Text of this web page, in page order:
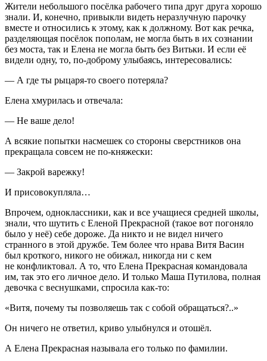
Жители небольшого посёлка рабочего типа друг друга хорошо
знали. И, конечно, привыкли видеть неразлучную парочку
вместе и относились к этому, как к должному. Вот как речка,
разделяющая посёлок пополам, не могла быть в их сознании
без моста, так и Елена не могла быть без Витьки. И если её
видели одну, то, по-доброму улыбаясь, интересовались:
— А где ты рыцаря-то своего потеряла?
Елена хмурилась и отвечала:
— Не ваше дело!
А всякие попытки насмешек со стороны сверстников она
прекращала совсем не по-княжески:
— Закрой варежку!
И присовокупляла…
Впрочем, одноклассники, как и все учащиеся средней школы,
знали, что шутить с Еленой Прекрасной (такое вот погоняло
было у неё) себе дороже. Да никто и не видел ничего
странного в этой дружбе. Тем более что нрава Витя Васин
был кроткого, никого не обижал, никогда ни с кем
не конфликтовал. А то, что Елена Прекрасная командовала
им, так это его личное дело. И только Маша Путилова, полная
девочка с веснушками, спросила как-то:
«Витя, почему ты позволяешь так с собой обращаться?..»
Он ничего не ответил, криво улыбнулся и отошёл.
А Елена Прекрасная называла его только по фамилии.